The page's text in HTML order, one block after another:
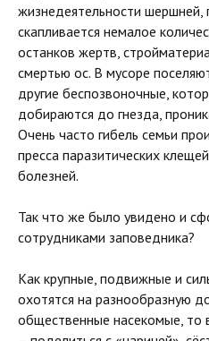
жизнедеятельности шершней,
скапливается немалое
останков жертв,
смертью ос. В мусоре
другие беспозвоночные,
добираются до гнезда,
Очень часто гибель семьи
пресса паразитических
болезней.
Так что же было увидено и
сотрудниками заповедника?
Как крупные, подвижные и
охотятся на разнообразную
общественные насекомые, то